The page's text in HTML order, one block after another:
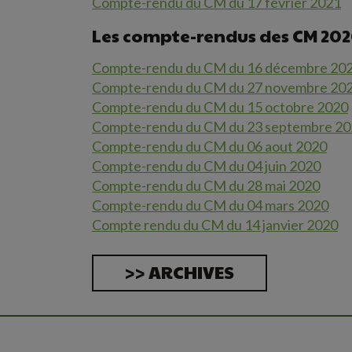
Les compte-rendus des CM
Compte-rendu du CM du 16 décembre
Compte-rendu du CM du 27 novembre
Compte-rendu du CM du 15 octobre 2020
Compte-rendu du CM du 23 septembre
Compte-rendu du CM du 06 aout 2020
Compte-rendu du CM du 04 juin 2020
Compte-rendu du CM du 28 mai 2020
Compte-rendu du CM du 04 mars 2020
Compte rendu du CM du 14 janvier 2020
>> ARCHIVES